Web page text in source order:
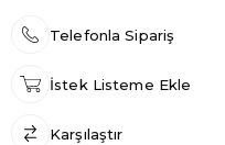
Telefonla Sipariş
İstek Listeme Ekle
Karşılaştır